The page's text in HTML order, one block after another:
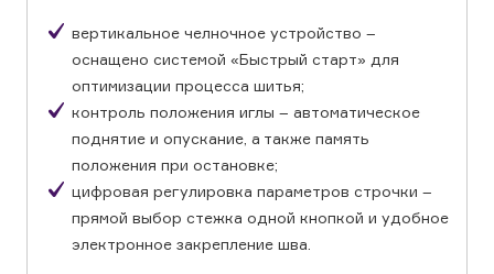
вертикальное челночное устройство –
оснащено системой «Быстрый старт» для
оптимизации процесса шитья;
контроль положения иглы – автоматическое
поднятие и опускание, а также память
положения при остановке;
цифровая регулировка параметров строчки –
прямой выбор стежка одной кнопкой и удобное
электронное закрепление шва.